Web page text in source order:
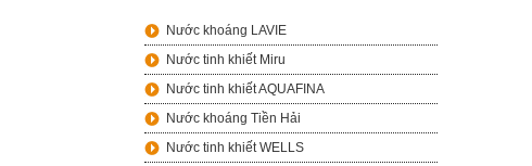
Nước khoáng LAVIE
Nước tinh khiết Miru
Nước tinh khiết AQUAFINA
Nước khoáng Tiền Hải
Nước tinh khiết WELLS